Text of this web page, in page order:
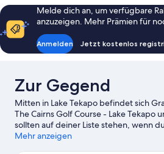
ApartmentMelde dich an, um verfügbare
anzuzeigen. Mehr Prämien für
Anmelden Jetzt kostenlos
Zur Gegend
Mitten in Lake Tekapo befindet sich
The Cairns Golf Course - Lake Tekapo
sollten auf deiner Liste stehen, wenn
möchtest. Wenn du dagegen lieber die
Mehr anzeigen